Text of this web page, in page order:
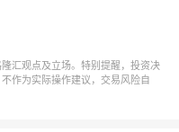
年内平均涨幅
汇观点及立场。特别提醒，投资决
作为实际操作建议，交易风险自